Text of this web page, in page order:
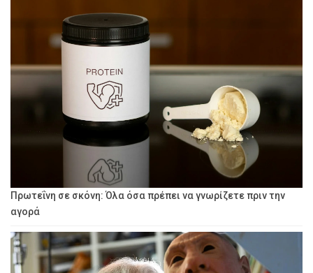
Πρωτεΐνη σε σκόνη: Όλα όσα πρέπει να γνωρίζετε πριν την
αγορά